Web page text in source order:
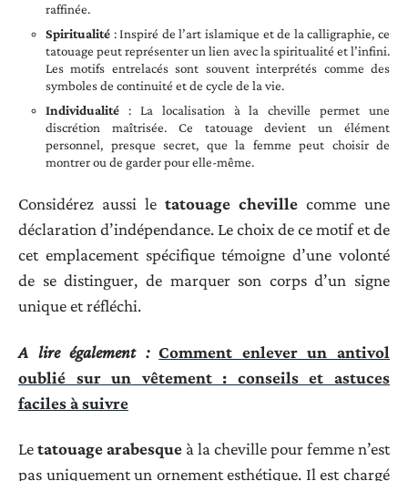
raffinée.
Spiritualité : Inspiré de l’art islamique et de la calligraphie, ce
tatouage peut représenter un lien avec la spiritualité et l’infini.
Les motifs entrelacés sont souvent interprétés comme des
symboles de continuité et de cycle de la vie.
Individualité : La localisation à la cheville permet une
discrétion maîtrisée. Ce tatouage devient un élément
personnel, presque secret, que la femme peut choisir de
montrer ou de garder pour elle-même.
Considérez aussi le tatouage cheville comme une
déclaration d’indépendance. Le choix de ce motif et de
cet emplacement spécifique témoigne d’une volonté
de se distinguer, de marquer son corps d’un signe
unique et réfléchi.
A lire également : Comment enlever un antivol
oublié sur un vêtement : conseils et astuces
faciles à suivre
Letatouage arabesque à la cheville pour femme n’est
pas uniquement un ornement esthétique. Il est chargé